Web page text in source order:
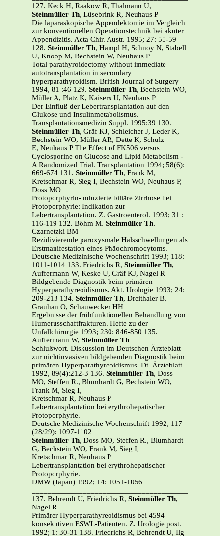
127. Keck H, Raakow R, Thalmann U,
Steinmüller Th, Lüsebrink R, Neuhaus P
Die laparaskopische Appendektomie im Vergleich
zur konventionellen Operationstechnik bei akuter
Appendizitis. Acta Chir. Austr. 1995; 27: 55-59
128. Steinmüller Th, Hampl H, Schnoy N, Stabell
U, Knoop M, Bechstein W, Neuhaus P
Total parathyroidectomy without immediate
autotransplantation in secondary
hyperparathyroidism. British Journal of Surgery
1994, 81 :46 129. Steinmüller Th, Bechstein WO,
Müller A, Platz K, Kaisers U, Neuhaus P
Der Einfluß der Lebertransplantation auf den
Glukose und Insulinmetabolismus.
Transplantationsmedizin Suppl. 1995:39 130.
Steinmüller Th, Gräf KJ, Schleicher J, Leder K,
Bechstein WO, Müller AR, Dette K, Schulz
E, Neuhaus P The Effect of FK506 versus
Cyclosporine on Glucose and Lipid Metabolism -
A Randomized Trial. Transplantation 1994; 58(6):
669-674 131. Steinmüller Th, Frank M,
Kretschmar R, Sieg I, Bechstein WO, Neuhaus P,
Doss MO
Protoporphyrin-induzierte biliäre Zirrhose bei
Protoporphyrie: Indikation zur
Lebertransplantation. Z. Gastroenterol. 1993; 31 :
116-119 132. Böhm M, Steinmüller Th,
Czarnetzki BM
Rezidivierende paroxysmale Halsschwellungen als
Erstmanifestation eines Phäochromocytoms.
Deutsche Medizinische Wochenschrift 1993; 118:
1011-1014 133. Friedrichs R, Steinmüller Th,
Auffermann W, Keske U, Gräf KJ, Nagel R
Bildgebende Diagnostik beim primären
Hyperparathyreoidismus. Akt. Urologie 1993; 24:
209-213 134. Steinmüller Th, Dreithaler B,
Grauhan O, Schauwecker HH
Ergebnisse der frühfunktionellen Behandlung von
Humerusschaftfrakturen. Hefte zu der
Unfallchirurgie 1993; 230: 846-850 135.
Auffermann W, Steinmüller Th
Schlußwort. Diskussion im Deutschen Ärzteblatt
zur nichtinvasiven bildgebenden Diagnostik beim
primären Hyperparathyreoidismus. Dt. Ärzteblatt
1992, 89(4):212-3 136. Steinmüller Th, Doss
MO, Steffen R., Blumhardt G, Bechstein WO,
Frank M, Sieg I,
Kretschmar R, Neuhaus P
Lebertransplantation bei erythrohepatischer
Protoporphyrie.
Deutsche Medizinische Wochenschrift 1992; 117
(28/29): 1097-1102
Steinmüller Th, Doss MO, Steffen R., Blumhardt
G, Bechstein WO, Frank M, Sieg I,
Kretschmar R, Neuhaus P
Lebertransplantation bei erythrohepatischer
Protoporphyrie.
DMW (Japan) 1992; 14: 1051-1056
137. Behrendt U, Friedrichs R, Steinmüller Th,
Nagel R
Primärer Hyperparathyreoidismus bei 4594
konsekutiven ESWL-Patienten. Z. Urologie post.
1992; 1: 30-31 138. Friedrichs R, Behrendt U, Ilg